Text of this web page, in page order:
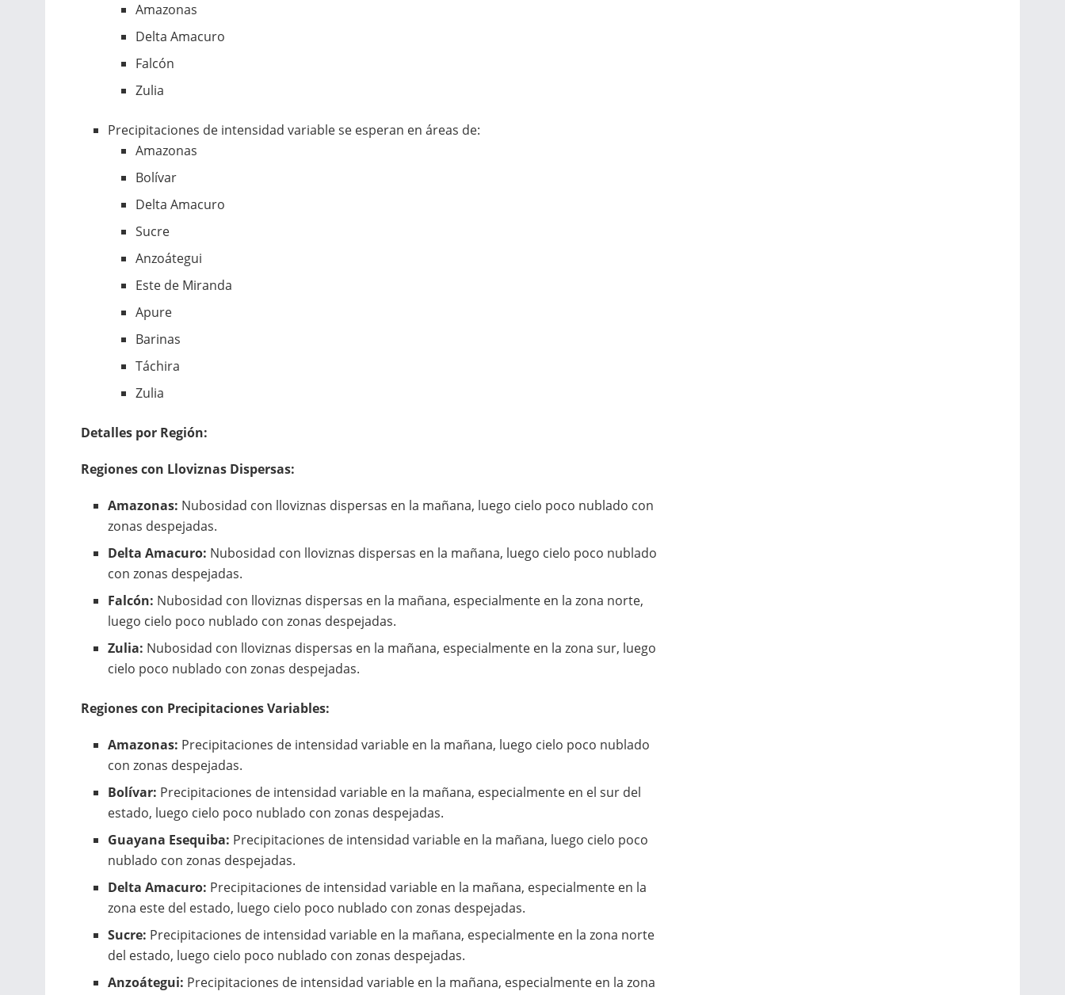
Amazonas
Delta Amacuro
Falcón
Zulia
Precipitaciones de intensidad variable se esperan en áreas de:
Amazonas
Bolívar
Delta Amacuro
Sucre
Anzoátegui
Este de Miranda
Apure
Barinas
Táchira
Zulia
Detalles por Región:
Regiones con Lloviznas Dispersas:
Amazonas: Nubosidad con lloviznas dispersas en la mañana, luego cielo poco nublado con
zonas despejadas.
Delta Amacuro: Nubosidad con lloviznas dispersas en la mañana, luego cielo poco nublado
con zonas despejadas.
Falcón: Nubosidad con lloviznas dispersas en la mañana, especialmente en la zona norte,
luego cielo poco nublado con zonas despejadas.
Zulia: Nubosidad con lloviznas dispersas en la mañana, especialmente en la zona sur, luego
cielo poco nublado con zonas despejadas.
Regiones con Precipitaciones Variables:
Amazonas: Precipitaciones de intensidad variable en la mañana, luego cielo poco nublado
con zonas despejadas.
Bolívar: Precipitaciones de intensidad variable en la mañana, especialmente en el sur del
estado, luego cielo poco nublado con zonas despejadas.
Guayana Esequiba: Precipitaciones de intensidad variable en la mañana, luego cielo poco
nublado con zonas despejadas.
Delta Amacuro: Precipitaciones de intensidad variable en la mañana, especialmente en la
zona este del estado, luego cielo poco nublado con zonas despejadas.
Sucre: Precipitaciones de intensidad variable en la mañana, especialmente en la zona norte
del estado, luego cielo poco nublado con zonas despejadas.
Anzoátegui: Precipitaciones de intensidad variable en la mañana, especialmente en la zona